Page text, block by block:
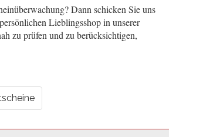
Dann schicken Sie uns
Lieblingsshop in unserer
zu prüfen und zu berücksichtigen,